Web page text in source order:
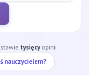
tysięcyopinii
nauczycielem?